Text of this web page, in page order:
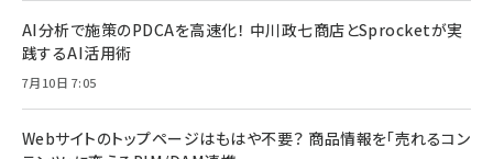
AI分析で施策のPDCAを高速化！ 中川政七商店とSprocketが実
践するAI活用術
7月10日 7:05
Webサイトのトップページはもはや不要？ 商品情報を「売れるコン